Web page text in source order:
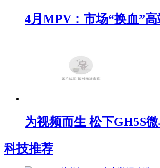
4月MPV：市场“换血”
为视频而生 松下GH5S
科技推荐